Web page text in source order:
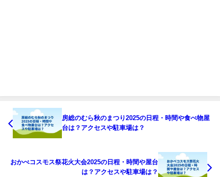
房総のむら秋のまつり2025の日程・時間や食べ物屋
台は？アクセスや駐車場は？
おかべコスモス祭花火大会2025の日程・時間や屋台
は？アクセスや駐車場は？